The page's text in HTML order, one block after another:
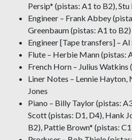
Persip* (pistas: A1 to B2),
Engineer – Frank Abbey
Greenbaum (pistas: A1 to B2)
Engineer [Tape transfers] – Al
Flute – Herbie Mann (pistas:
French Horn – Julius Watkins
Liner Notes – Lennie
Jones
Piano – Billy Taylor (pistas:
Scott (pistas: D1, D4), Hank
B2), Pattie Brown* (pistas: